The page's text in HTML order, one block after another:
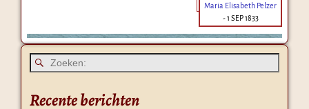
Maria Elisabeth Pelzer
-1 SEP 1833
Recente berichten